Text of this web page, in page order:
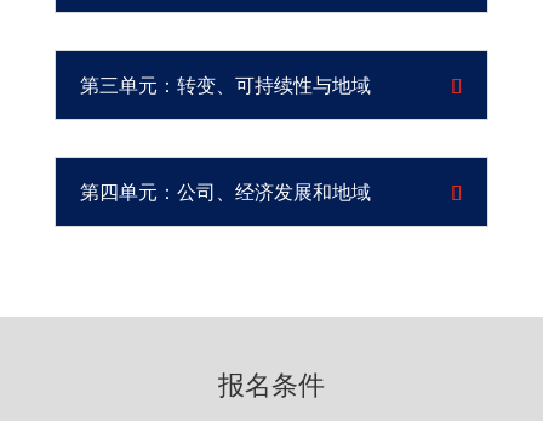
第三单元：转变、可持续性与地域
第四单元：公司、经济发展和地域
报名条件